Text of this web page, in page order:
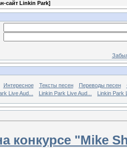
сайт Linkin Park]
Интересное Тексты песен Переводы песен
Live Aud... Linkin Park Live Aud... Linkin Park
конкурсе "Mike